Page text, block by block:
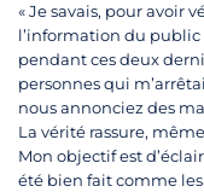
« Je savais, pour avoir
l’information du public
pendant ces deux
personnes qui
nous annonciez des
La vérité rassure,
Mon objectif est
été bien fait comme